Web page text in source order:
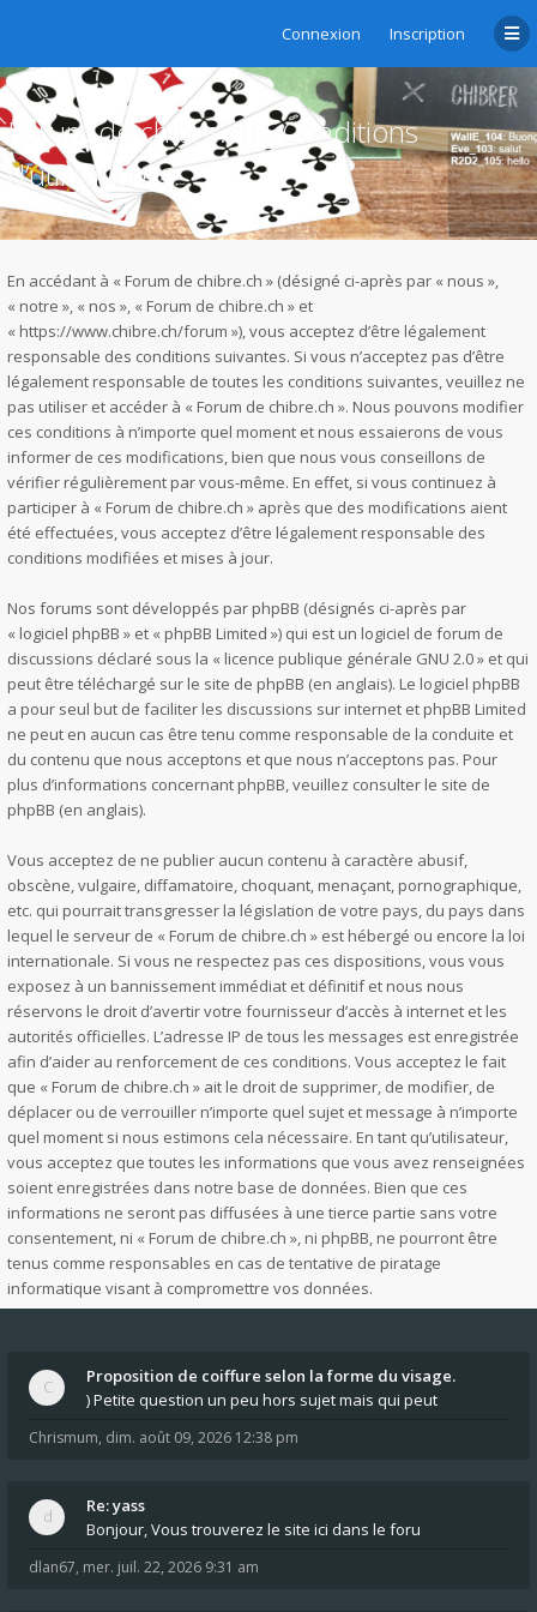
Connexion Inscription
Forum de chibre.ch - Conditions
d’utilisation
En accédant à « Forum de chibre.ch » (désigné ci-après par « nous »,
« notre », « nos », « Forum de chibre.ch » et
« https://www.chibre.ch/forum »), vous acceptez d’être légalement
responsable des conditions suivantes. Si vous n’acceptez pas d’être
légalement responsable de toutes les conditions suivantes, veuillez ne
pas utiliser et accéder à « Forum de chibre.ch ». Nous pouvons modifier
ces conditions à n’importe quel moment et nous essaierons de vous
informer de ces modifications, bien que nous vous conseillons de
vérifier régulièrement par vous-même. En effet, si vous continuez à
participer à « Forum de chibre.ch » après que des modifications aient
été effectuées, vous acceptez d’être légalement responsable des
conditions modifiées et mises à jour.
Nos forums sont développés par phpBB (désignés ci-après par
« logiciel phpBB » et « phpBB Limited ») qui est un logiciel de forum de
discussions déclaré sous la « licence publique générale GNU 2.0» et qui
peut être téléchargé sur le site de phpBB (en anglais). Le logiciel phpBB
a pour seul but de faciliter les discussions sur internet et phpBB Limited
ne peut en aucun cas être tenu comme responsable de la conduite et
du contenu que nous acceptons et que nous n’acceptons pas. Pour
plus d’informations concernant phpBB, veuillez consulter le site de
phpBB (en anglais).
Vous acceptez de ne publier aucun contenu à caractère abusif,
obscène, vulgaire, diffamatoire, choquant, menaçant, pornographique,
etc. qui pourrait transgresser la législation de votre pays, du pays dans
lequel le serveur de « Forum de chibre.ch » est hébergé ou encore la loi
internationale. Si vous ne respectez pas ces dispositions, vous vous
exposez à un bannissement immédiat et définitif et nous nous
réservons le droit d’avertir votre fournisseur d’accès à internet et les
autorités officielles. L’adresse IP de tous les messages est enregistrée
afin d’aider au renforcement de ces conditions. Vous acceptez le fait
que « Forum de chibre.ch » ait le droit de supprimer, de modifier, de
déplacer ou de verrouiller n’importe quel sujet et message à n’importe
quel moment si nous estimons cela nécessaire. En tant qu’utilisateur,
vous acceptez que toutes les informations que vous avez renseignées
soient enregistrées dans notre base de données. Bien que ces
informations ne seront pas diffusées à une tierce partie sans votre
consentement, ni « Forum de chibre.ch », ni phpBB, ne pourront être
tenus comme responsables en cas de tentative de piratage
informatique visant à compromettre vos données.
Proposition de coiffure selon la forme du visage.
) Petite question un peu hors sujet mais qui peut
Chrismum, dim. août 09, 2026 12:38 pm
Re: yass
Bonjour, Vous trouverez le site ici dans le foru
dlan67, mer. juil. 22, 2026 9:31 am